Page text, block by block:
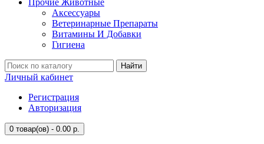
Прочие Животные
Аксессуары
Ветеринарные Препараты
Витамины И Добавки
Гигиена
Найти
Личный кабинет
Регистрация
Авторизация
0 товар(ов) - 0.00 р.